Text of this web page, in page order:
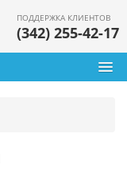
ПОДДЕРЖКА КЛИЕНТОВ
(342) 255-42-17